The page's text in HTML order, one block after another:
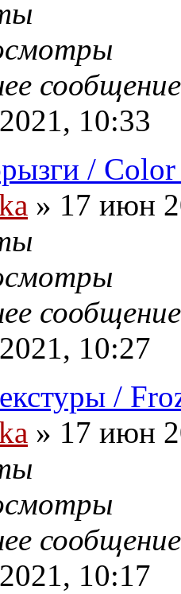
сообщение
10:33
/
» 17 июн
сообщение
10:27
/
» 17 июн
сообщение
10:17